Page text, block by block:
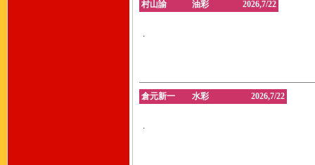
村山諭 油彩 2026,7/22
.
倉元新一 水彩 2026,7/22
.